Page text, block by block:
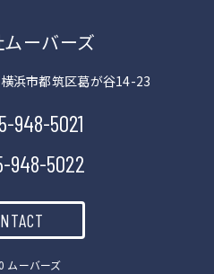
ーバーズ
浜市都筑区葛が谷14-23
948-5021
948-5022
ムーバーズ